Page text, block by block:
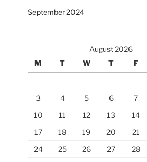
September 2024
August 2026
M
T W T F
3
4 5 6 7
10
11 12 13 14
17
18 19 20 21
24
25 26 27 28